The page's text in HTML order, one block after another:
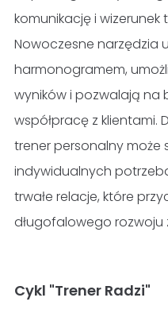
komunikację i
Nowoczesne narzędzia
harmonogramem,
wyników i pozwalają na
współpracę z klientami.
trener personalny może
indywidualnych
trwałe relacje, które
długofalowego
Cykl "Trener Radzi"